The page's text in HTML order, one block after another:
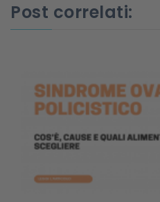
Post correlati: